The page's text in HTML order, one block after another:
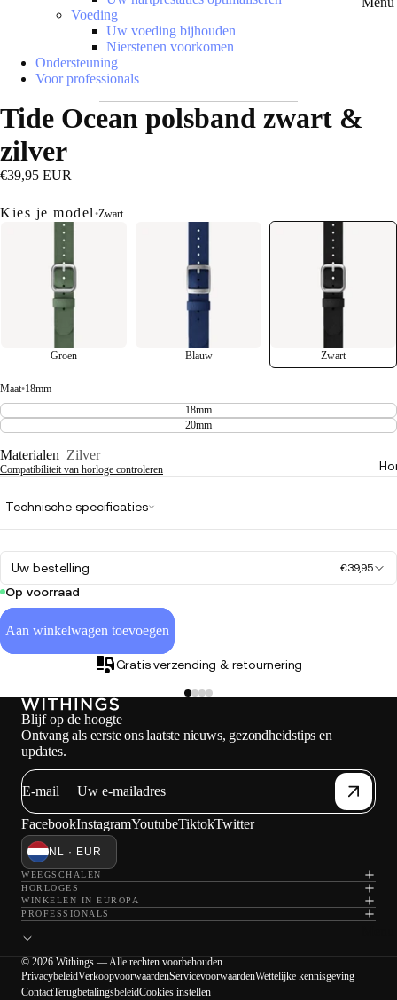
Voeding
Uw voeding bijhouden
Nierstenen voorkomen
Ondersteuning
Voor professionals
Tide Ocean polsband zwart &
zilver
€39,95 EUR
Kies je model •Zwart
Groen Blauw Zwart
Maat•18mm
18mm
20mm
Materialen Zilver
Compatibiliteit van horloge controleren
Technische specificaties
Uw bestelling €39,95
Op voorraad
Aan winkelwagen toevoegen
Gratis verzending & retournering
Blijf op de hoogte
Ontvang als eerste ons laatste nieuws, gezondheidstips en
updates.
E-mail
FacebookInstagramYoutubeTiktokTwitter
NL · EUR
WEEGSCHALEN
HORLOGES
WINKELEN IN EUROPA
PROFESSIONALS
© 2026 Withings — Alle rechten voorbehouden.
PrivacybeleidVerkoopvoorwaardenServicevoorwaardenWettelijke kennisgeving
ContactTerugbetalingsbeleidCookies instellen